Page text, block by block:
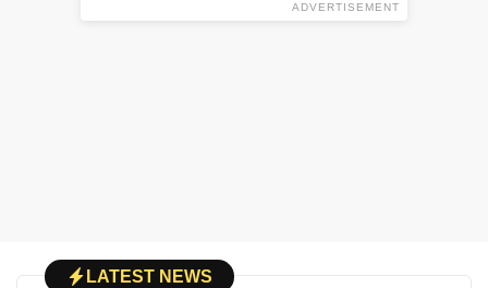
ADVERTISEMENT
LATEST NEWS